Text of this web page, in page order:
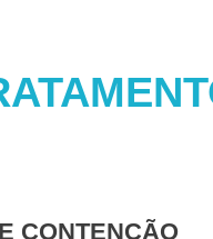
CONTENÇÃO